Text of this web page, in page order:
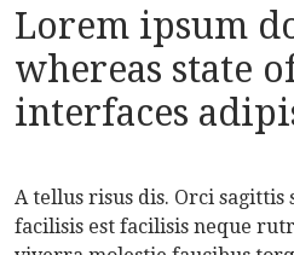
Lorem ipsum
whereas state
interfaces
A tellus risus dis. Orci sagittis
facilisis est facilisis neque